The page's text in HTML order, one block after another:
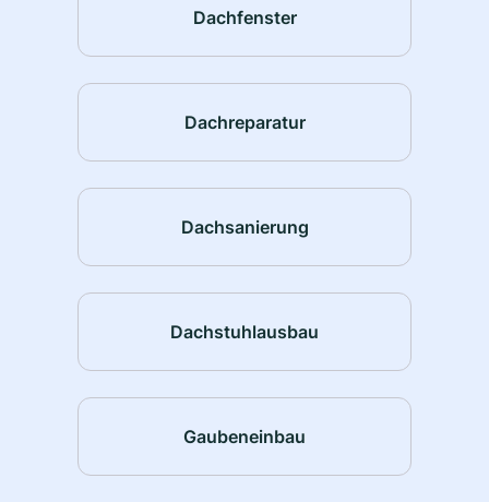
Dachfenster
Dachreparatur
Dachsanierung
Dachstuhlausbau
Gaubeneinbau